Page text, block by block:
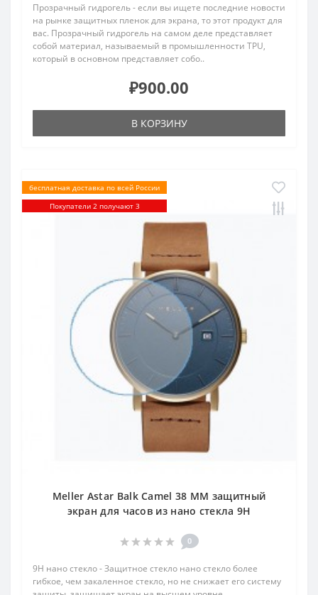
Прозрачный гидрогель - если вы ищете последние новости
на рынке защитных пленок для экрана, то этот продукт для
вас. Прозрачный гидрогель на самом деле представляет
собой материал, называемый в промышленности TPU,
который в основном представляет собо..
₽900.00
В КОРЗИНУ
бесплатная доставка по всей России
Покупатели 2 получают 3
Meller Astar Balk Camel 38 MM защитный
экран для часов из нано стекла 9H
0
9H нано стекло - Защитное стекло нано стекло более
гибкое, чем закаленное стекло, но не снижает его систему